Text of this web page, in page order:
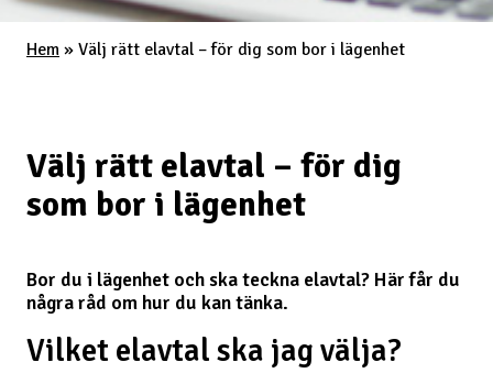
Hem » Välj rätt elavtal – för dig som bor i lägenhet
Välj rätt elavtal – för dig
som bor i lägenhet
Bor du i lägenhet och ska teckna elavtal? Här får du
några råd om hur du kan tänka.
Vilket elavtal ska jag välja?